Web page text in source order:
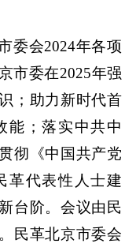
委会2024年各项
市委在2025年强
；助力新时代首
能；落实中共中
彻《中国共产党
革代表性人士建
台阶。会议由民
民革北京市委会